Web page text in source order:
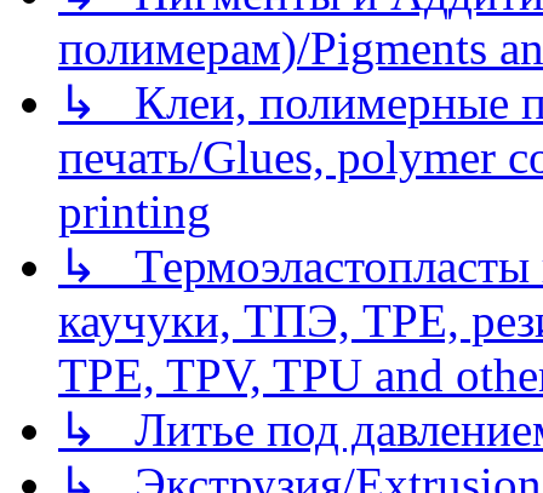
полимерам)/Pigments
↳ Клеи, полимерные
печать/Glues, polymer
printing
↳
каучуки, ТПЭ, TPE,
TPE, TPV, TPU and
↳ Литье под